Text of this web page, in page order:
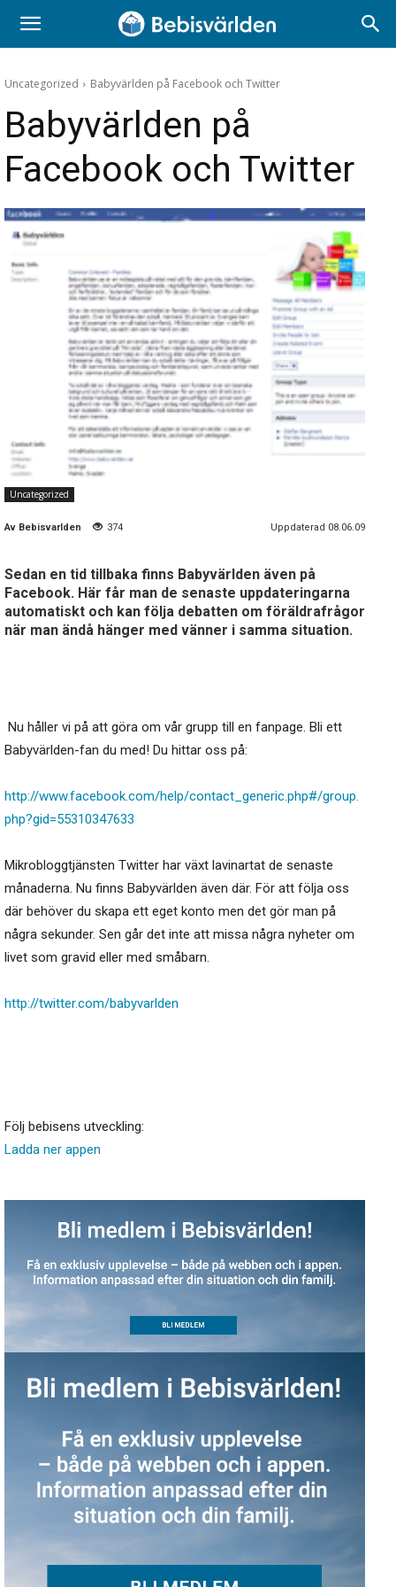
Uncategorized Babyvärlden på Facebook och Twitter
Babyvärlden på
Facebook och Twitter
Uncategorized
Av Bebisvarlden 374 Uppdaterad 08.06.09
Sedan en tid tillbaka finns Babyvärlden även på
Facebook. Här får man de senaste uppdateringarna
automatiskt och kan följa debatten om föräldrafrågor
när man ändå hänger med vänner i samma situation.
Nu håller vi på att göra om vår grupp till en fanpage. Bli ett
Babyvärlden-fan du med! Du hittar oss på:
http://www.facebook.com/help/contact_generic.php#/group.
php?gid=55310347633
Mikrobloggtjänsten Twitter har växt lavinartat de senaste
månaderna. Nu finns Babyvärlden även där. För att följa oss
där behöver du skapa ett eget konto men det gör man på
några sekunder. Sen går det inte att missa några nyheter om
livet som gravid eller med småbarn.
http://twitter.com/babyvarlden
Följ bebisens utveckling:
Ladda ner appen